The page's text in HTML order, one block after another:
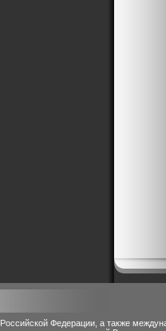
Федерации, а также